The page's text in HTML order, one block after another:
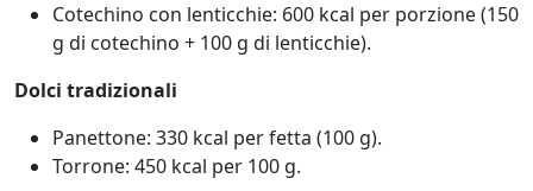
Cotechino con lenticchie: 600 kcal per porzione (150
g di cotechino + 100 g di lenticchie).
Dolci tradizionali
Panettone: 330 kcal per fetta (100 g).
Torrone: 450 kcal per 100 g.